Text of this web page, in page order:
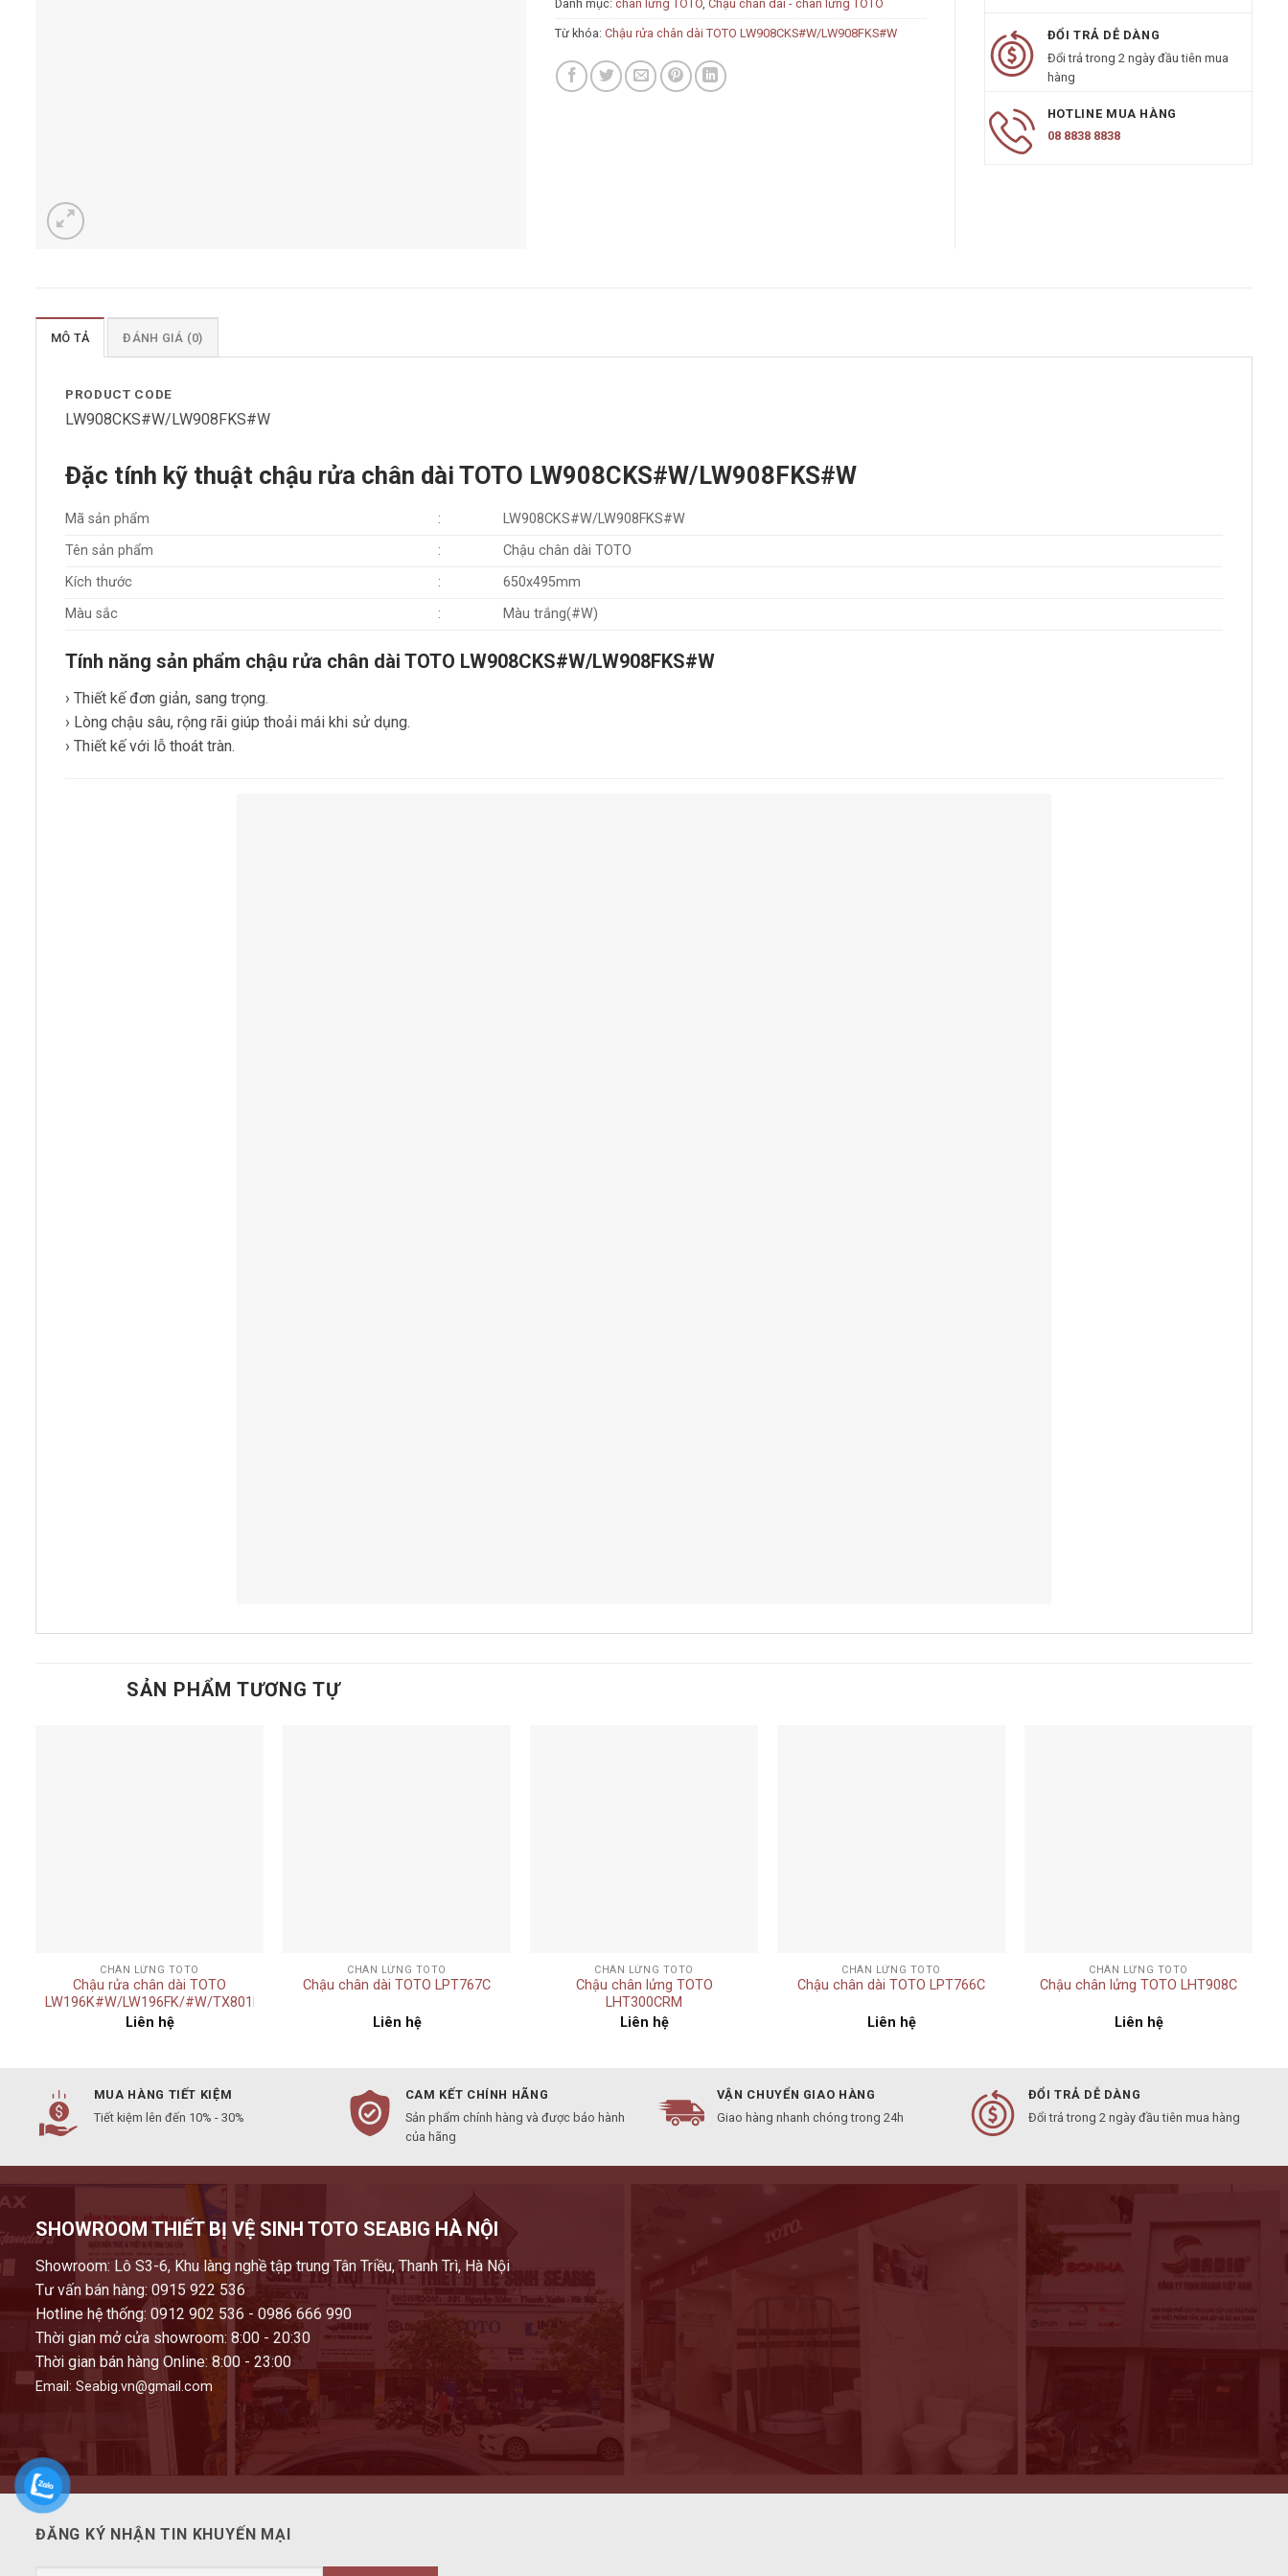
Danh mục: chân lửng TOTO, Chậu chân dài - chân lửng TOTO
Từ khóa: Chậu rửa chân dài TOTO LW908CKS#W/LW908FKS#W
ĐỔI TRẢ DỄ DÀNG
Đổi trả trong 2 ngày đầu tiên mua
hàng
HOTLINE MUA HÀNG
08 8838 8838
MÔ TẢ ĐÁNH GIÁ (0)
PRODUCT CODE
LW908CKS#W/LW908FKS#W
Đặc tính kỹ thuật chậu rửa chân dài TOTO LW908CKS#W/LW908FKS#W
Mã sản phẩm :
LW908CKS#W/LW908FKS#W
Tên sản phẩm
:
Chậu chân dài TOTO
Kích thước
:
650x495mm
Màu sắc
: Màu trắng(#W)
Tính năng sản phẩm chậu rửa chân dài TOTO LW908CKS#W/LW908FKS#W
› Thiết kế đơn giản, sang trọng.
› Lòng chậu sâu, rộng rãi giúp thoải mái khi sử dụng.
› Thiết kế với lỗ thoát tràn.
SẢN PHẨM TƯƠNG TỰ
CHÂN LỬNG TOTO
Chậu rửa chân dài TOTO
LW196K#W/LW196FK/#W/TX801LN
Liên hệ
CHÂN LỬNG TOTO
Chậu chân dài TOTO LPT767C
Liên hệ
CHÂN LỬNG TOTO
Chậu chân lửng TOTO
LHT300CRM
Liên hệ
CHÂN LỬNG TOTO
Chậu chân dài TOTO LPT766C
Liên hệ
CHÂN LỬNG TOTO
Chậu chân lửng TOTO LHT908C
Liên hệ
MUA HÀNG TIẾT KIỆM
Tiết kiệm lên đến 10% - 30%
CAM KẾT CHÍNH HÃNG
Sản phẩm chính hàng và được bảo hành
của hãng
VẬN CHUYỂN GIAO HÀNG
Giao hàng nhanh chóng trong 24h
ĐỔI TRẢ DỄ DÀNG
Đổi trả trong 2 ngày đầu tiên mua hàng
SHOWROOM THIẾT BỊ VỆ SINH TOTO SEABIG HÀ NỘI
Showroom: Lô S3-6, Khu làng nghề tập trung Tân Triều, Thanh Trì, Hà Nội
Tư vấn bán hàng: 0915 922 536
Hotline hệ thống: 0912 902 536 - 0986 666 990
Thời gian mở cửa showroom: 8:00 - 20:30
Thời gian bán hàng Online: 8:00 - 23:00
Email: Seabig.vn@gmail.com
ĐĂNG KÝ NHẬN TIN KHUYẾN MẠI